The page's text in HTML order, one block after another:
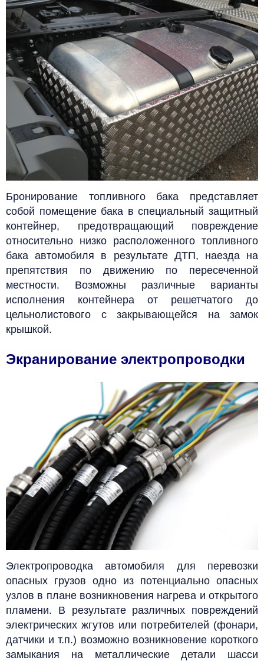
Бронирование топливного бака представляет
собой помещение бака в специальный защитный
контейнер, предотвращающий повреждение
относительно низко расположенного топливного
бака автомобиля в результате ДТП, наезда на
препятствия по движению по пересеченной
местности. Возможны различные варианты
исполнения контейнера от решетчатого до
цельнолистового с закрывающейся на замок
крышкой.
Экранирование электропроводки
Электропроводка автомобиля для перевозки
опасных грузов одно из потенциально опасных
узлов в плане возникновения нагрева и открытого
пламени. В результате различных повреждений
электрических жгутов или потребителей (фонари,
датчики и т.п.) возможно возникновение короткого
замыкания на металлические детали шасси